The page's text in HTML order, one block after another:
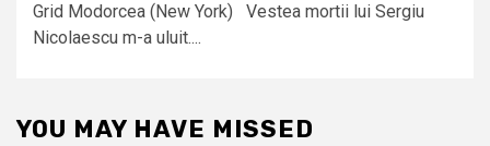
Grid Modorcea (New York) Vestea mortii lui Sergiu
Nicolaescu m-a uluit....
YOU MAY HAVE MISSED